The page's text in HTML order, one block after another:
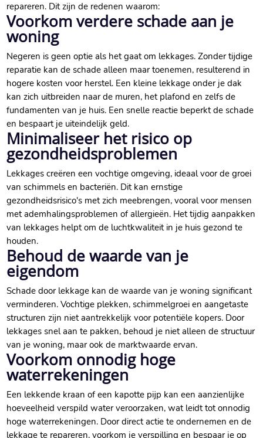
repareren. Dit zijn de redenen waarom:
Voorkom verdere schade aan je
woning
Negeren is geen optie als het gaat om lekkages. Zonder tijdige
reparatie kan de schade alleen maar toenemen, resulterend in
hogere kosten voor herstel. Een kleine lekkage onder je dak
kan zich uitbreiden naar de muren, het plafond en zelfs de
fundamenten van je huis. Een snelle reactie beperkt de schade
en bespaart je uiteindelijk geld.
Minimaliseer het risico op
gezondheidsproblemen
Lekkages creëren een vochtige omgeving, ideaal voor de groei
van schimmels en bacteriën. Dit kan ernstige
gezondheidsrisico's met zich meebrengen, vooral voor mensen
met ademhalingsproblemen of allergieën. Het tijdig aanpakken
van lekkages helpt om de luchtkwaliteit in je huis gezond te
houden.
Behoud de waarde van je
eigendom
Schade door lekkage kan de waarde van je woning significant
verminderen. Vochtige plekken, schimmelgroei en aangetaste
structuren zijn niet aantrekkelijk voor potentiële kopers. Door
lekkages snel aan te pakken, behoud je niet alleen de structuur
van je woning, maar ook de marktwaarde ervan.
Voorkom onnodig hoge
waterrekeningen
Een lekkende kraan of een kapotte pijp kan een aanzienlijke
hoeveelheid verspild water veroorzaken, wat leidt tot onnodig
hoge waterrekeningen. Door direct actie te ondernemen en de
lekkage te repareren, voorkom je verspilling en bespaar je op